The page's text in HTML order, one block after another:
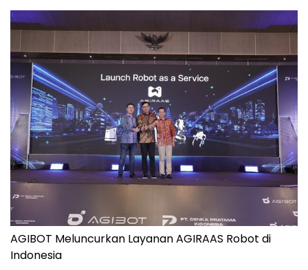
AGIBOT Meluncurkan Layanan AGIRAAS Robot di
Indonesia